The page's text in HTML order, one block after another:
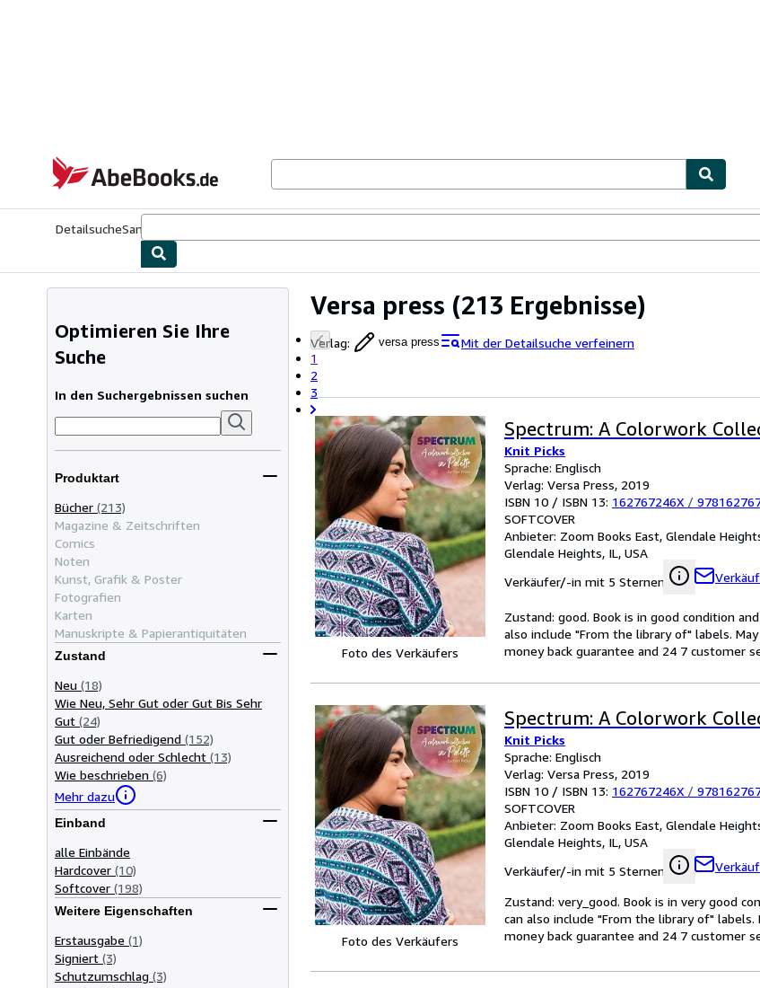
AbeBooks.de
DetailsucheSammlungen
Versa press (213 Ergebnisse)
Verlag: versa press
Mit der Detailsuche verfeinern
1
2
3
Optimieren Sie Ihre
Suche
In den Suchergebnissen suchen
Produktart
Bücher (213)
Magazine & Zeitschriften
Comics
Noten
Kunst, Grafik & Poster
Fotografien
Karten
Manuskripte & Papierantiquitäten
Zustand
Neu (18)
Wie Neu, Sehr Gut oder Gut Bis Sehr
Gut (24)
Gut oder Befriedigend (152)
Ausreichend oder Schlecht (13)
Wie beschrieben (6)
Mehr dazu
Einband
alle Einbände
Hardcover (10)
Softcover (198)
Weitere Eigenschaften
Erstausgabe (1)
Signiert (3)
Schutzumschlag (3)
Foto des Verkäufers
Spectrum: A Colorwork
Knit Picks
Sprache: Englisch
Verlag: Versa Press, 2019
ISBN 10 / ISBN 13: 162767246X /
SOFTCOVER
Anbieter: Zoom Books East, Glendale
Glendale Heights, IL, USA
Verkäufer/-in mit 5 Sternen
Zustand: good. Book is in good condition
also include "From the library of" labels.
money back guarantee and 24 7 customer
Foto des Verkäufers
Spectrum: A Colorwork
Knit Picks
Sprache: Englisch
Verlag: Versa Press, 2019
ISBN 10 / ISBN 13: 162767246X /
SOFTCOVER
Anbieter: Zoom Books East, Glendale
Glendale Heights, IL, USA
Verkäufer/-in mit 5 Sternen
Zustand: very_good. Book is in very good
can also include "From the library of"
money back guarantee and 24 7 customer